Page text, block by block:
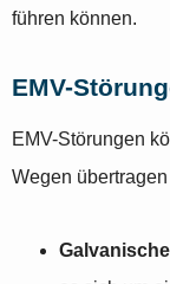
führen können.
EMV-
EMV-Störungen
Wegen